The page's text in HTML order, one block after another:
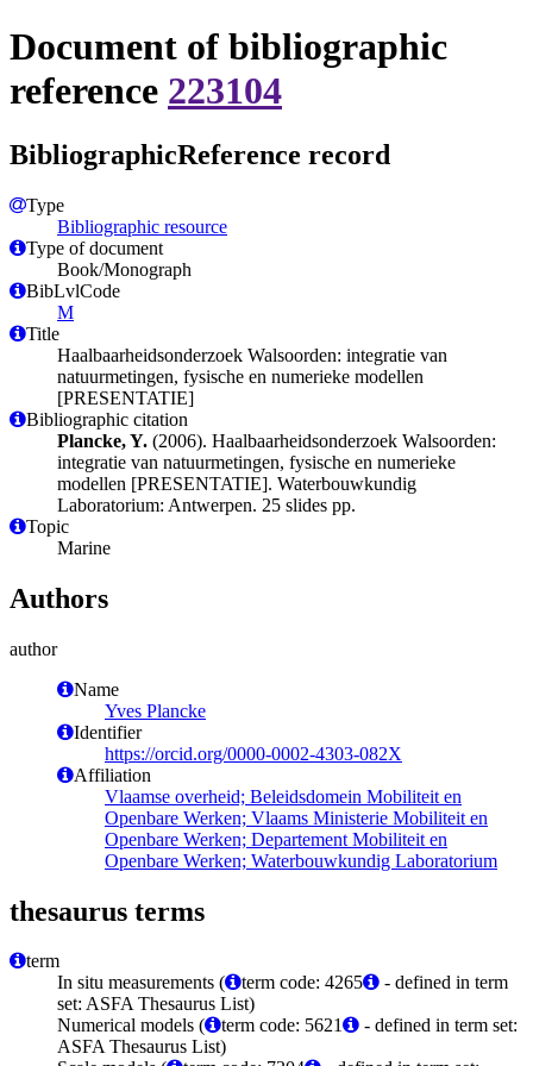
Document of bibliographic
reference 223104
BibliographicReference record
Type
Bibliographic resource
Type of document
Book/Monograph
BibLvlCode
M
Title
Haalbaarheidsonderzoek Walsoorden: integratie van
natuurmetingen, fysische en numerieke modellen
[PRESENTATIE]
Bibliographic citation
Plancke, Y. (2006). Haalbaarheidsonderzoek Walsoorden:
integratie van natuurmetingen, fysische en numerieke
modellen [PRESENTATIE]. Waterbouwkundig
Laboratorium: Antwerpen. 25 slides pp.
Topic
Marine
Authors
author
Name
Yves Plancke
Identifier
https://orcid.org/0000-0002-4303-082X
Affiliation
Vlaamse overheid; Beleidsdomein Mobiliteit en
Openbare Werken; Vlaams Ministerie Mobiliteit en
Openbare Werken; Departement Mobiliteit en
Openbare Werken; Waterbouwkundig Laboratorium
thesaurus terms
term
In situ measurements (
term code: 4265
- defined in term
set: ASFA Thesaurus List)
Numerical models (
term code: 5621
- defined in term set:
ASFA Thesaurus List)